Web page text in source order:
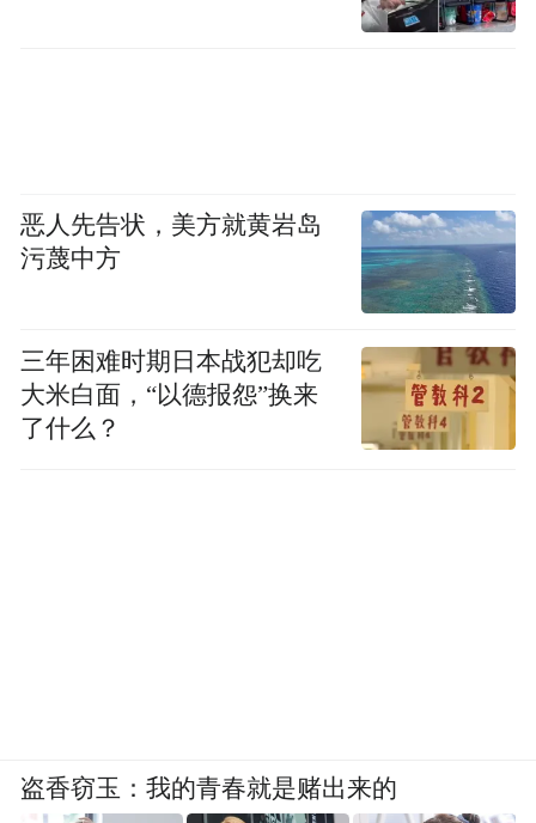
恶人先告状，美方就黄岩岛
污蔑中方
三年困难时期日本战犯却吃
大米白面，“以德报怨”换来
了什么？
盗香窃玉：我的青春就是赌出来的